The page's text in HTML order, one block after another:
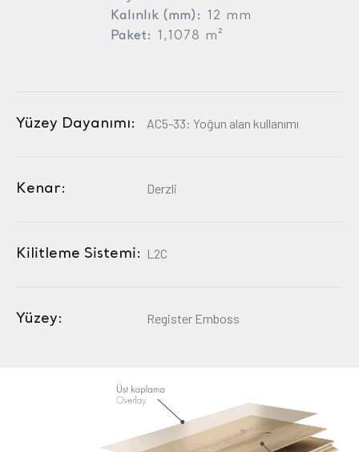
Kalınlık (mm): 12 mm
Paket: 1,1078 m²
Yüzey Dayanımı: AC5-33: Yoğun alan kullanımı
Kenar: Derzli
Kilitleme Sistemi: L2C
Yüzey: Register Emboss